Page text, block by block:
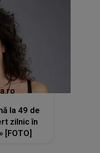
la 49 de
zilnic în
[FOTO]